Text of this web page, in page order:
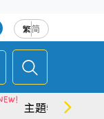
繁简
主題特集